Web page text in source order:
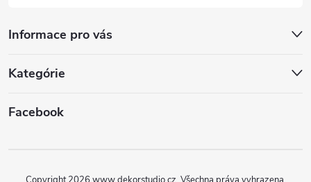
Informace pro vás
Kategórie
Facebook